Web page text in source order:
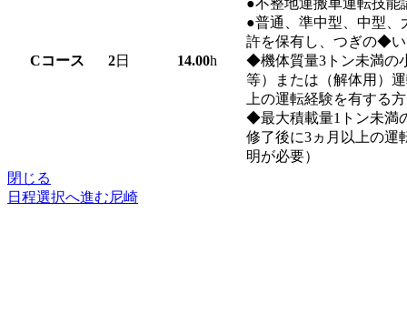
Cコース 2日 14.00h
●普通、準中型、中型、
許を保有し、つぎの◆
◆機体質量3トン未満の
等）または（解体用）
上の運転経験を有する
◆最大積載量1トン未満
修了後に3ヵ月以上の運
明が必要）
閉じる
日程選択へ進む尼崎